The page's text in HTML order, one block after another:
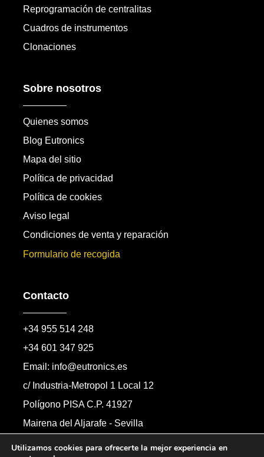
Reprogramación de centralitas
Cuadros de instrumentos
Clonaciones
Sobre nosotros
Quienes somos
Blog Eutronics
Mapa del sitio
Política de privacidad
Política de cookies
Aviso legal
Condiciones de venta y reparación
Formulario de recogida
Contacto
+34 955 514 248
+34 601 347 925
Email: info@eutronics.es
c/ Industria-Metropol 1 Local 12
Polígono PISA C.P. 41927
Mairena del Aljarafe - Sevilla
Formulario de contacto
Utilizamos cookies para ofrecerte la mejor experiencia en